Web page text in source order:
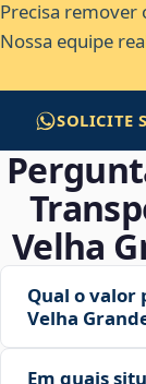
Precisa
Nossa equipe
SOLICITE
Velha
Qual o
Velha
Em quais